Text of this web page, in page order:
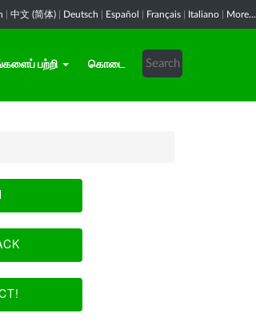
中文 (简体) Deutsch Español Français Italiano More...
பற்றி கொடை